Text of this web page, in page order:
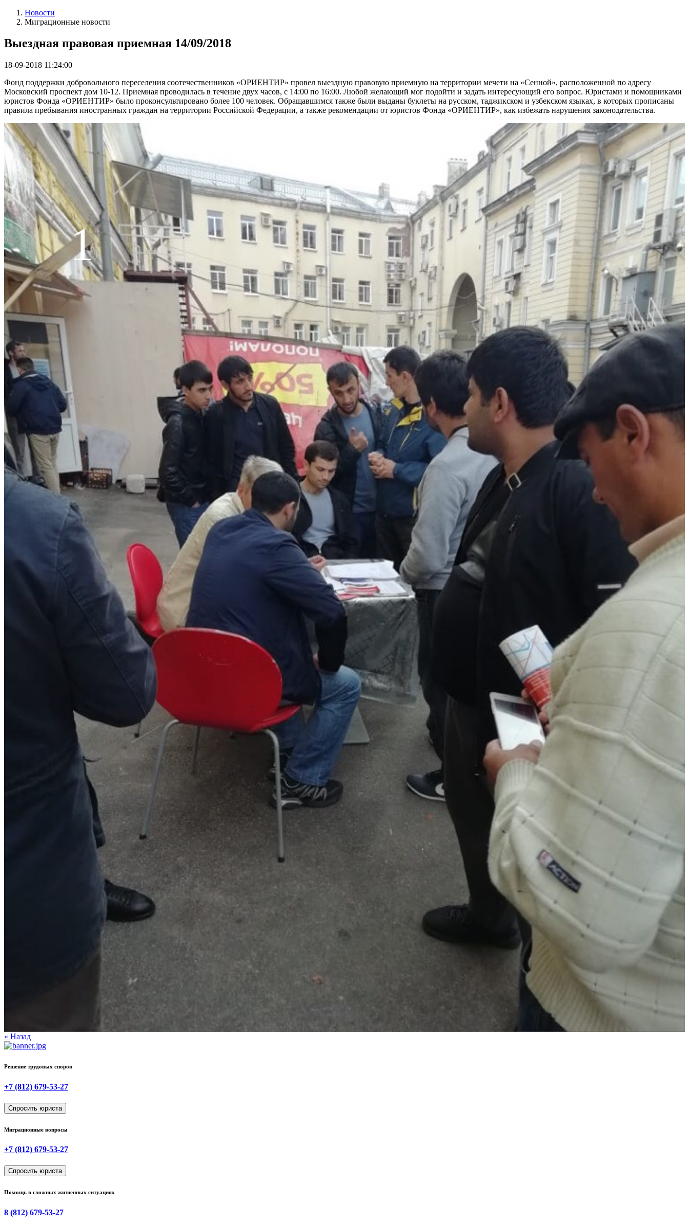
Новости
Миграционные новости
Выездная правовая приемная 14/09/2018
18-09-2018 11:24:00
Фонд поддержки добровольного переселения соотечественников «ОРИЕНТИР» провел выездную правовую приемную на территории мечети на «Сенной», расположенной по адресу
Московский проспект дом 10-12. Приемная проводилась в течение двух часов, с 14:00 по 16:00. Любой желающий мог подойти и задать интересующий его вопрос. Юристами и помощниками
юристов Фонда «ОРИЕНТИР» было проконсультировано более 100 человек. Обращавшимся также были выданы буклеты на русском, таджикском и узбекском языках, в которых прописаны
правила пребывания иностранных граждан на территории Российской Федерации, а также рекомендации от юристов Фонда «ОРИЕНТИР», как избежать нарушения законодательства.
1
« Назад
Решение трудовых споров
+7 (812) 679-53-27
Спросить юриста
Миграционные вопросы
+7 (812) 679-53-27
Спросить юриста
Помощь в сложных жизненных ситуациях
8 (812) 679-53-27